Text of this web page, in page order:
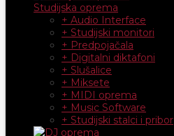
Studijska oprema
+ Audio Interface
+ Studijski monitori
+ Predpojačala
+ Digitalni diktafoni
+ Slušalice
+ Miksete
+ MIDI oprema
+ Music Software
+ Studijski stalci i pribor